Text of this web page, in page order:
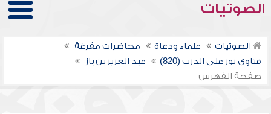
الصوتيات
الصوتيات علماء ودعاة
محاضرات مفرغة
فتاوى نور على الدرب (820)
عبد العزيز بن باز
صفحة الفهرس